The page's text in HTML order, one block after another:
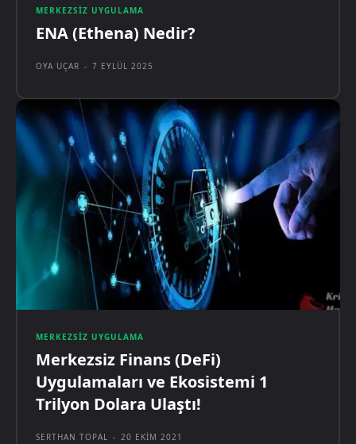
MERKEZSIZ UYGULAMA
ENA (Ethena) Nedir?
OYA UÇAR - 7 EYLÜL 2025
MERKEZSIZ UYGULAMA
Merkezsiz Finans (DeFi)
Uygulamaları ve Ekosistemi 1
Trilyon Dolara Ulaştı!
SERTHAN TOPAL - 20 EKIM 2021